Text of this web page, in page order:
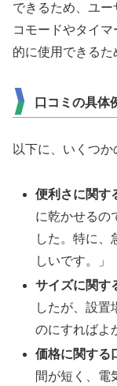
できるため、ユ
コモードやタイ
的に使用できるた
口コミの具体
以下に、いくつか
便利さに関す
に乾かせるの
した。特に、
しいです。」
サイズに関す
したが、設置
のにすればよ
価格に関する
間が短く、電